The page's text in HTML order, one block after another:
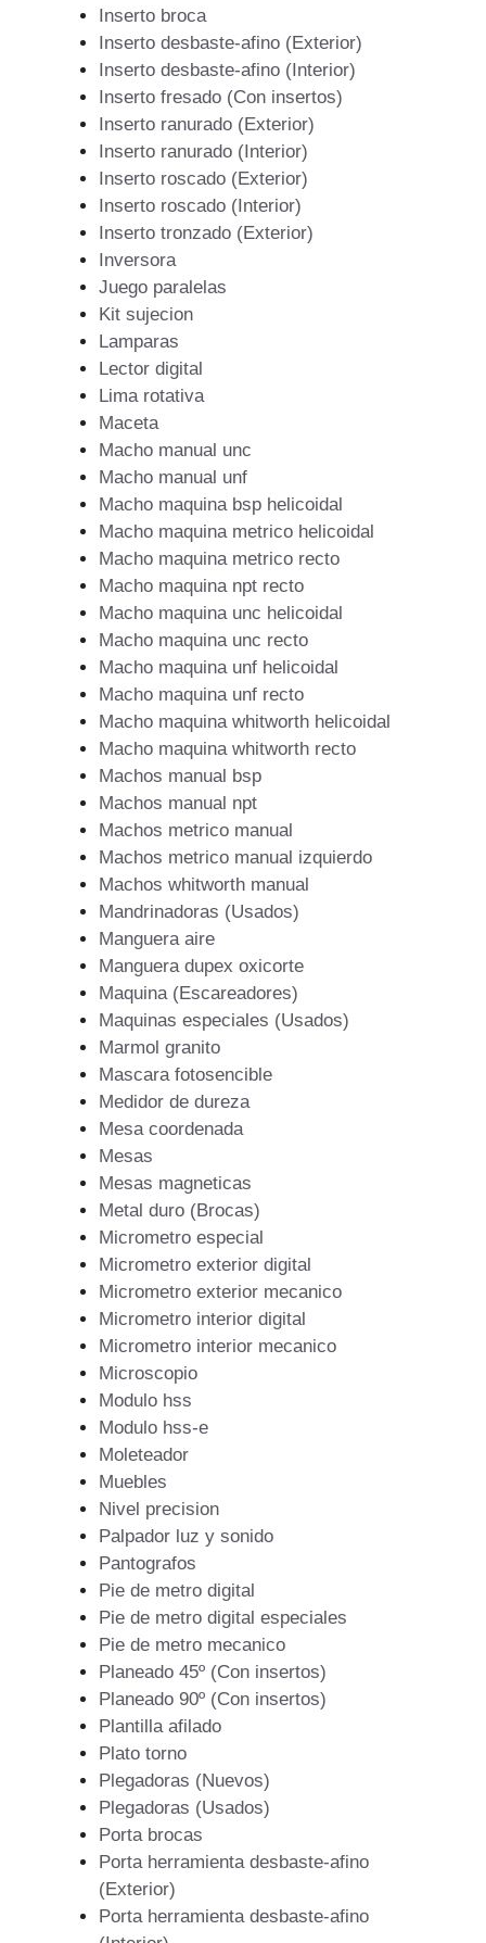
Inserto broca
Inserto desbaste-afino (Exterior)
Inserto desbaste-afino (Interior)
Inserto fresado (Con insertos)
Inserto ranurado (Exterior)
Inserto ranurado (Interior)
Inserto roscado (Exterior)
Inserto roscado (Interior)
Inserto tronzado (Exterior)
Inversora
Juego paralelas
Kit sujecion
Lamparas
Lector digital
Lima rotativa
Maceta
Macho manual unc
Macho manual unf
Macho maquina bsp helicoidal
Macho maquina metrico helicoidal
Macho maquina metrico recto
Macho maquina npt recto
Macho maquina unc helicoidal
Macho maquina unc recto
Macho maquina unf helicoidal
Macho maquina unf recto
Macho maquina whitworth helicoidal
Macho maquina whitworth recto
Machos manual bsp
Machos manual npt
Machos metrico manual
Machos metrico manual izquierdo
Machos whitworth manual
Mandrinadoras (Usados)
Manguera aire
Manguera dupex oxicorte
Maquina (Escareadores)
Maquinas especiales (Usados)
Marmol granito
Mascara fotosencible
Medidor de dureza
Mesa coordenada
Mesas
Mesas magneticas
Metal duro (Brocas)
Micrometro especial
Micrometro exterior digital
Micrometro exterior mecanico
Micrometro interior digital
Micrometro interior mecanico
Microscopio
Modulo hss
Modulo hss-e
Moleteador
Muebles
Nivel precision
Palpador luz y sonido
Pantografos
Pie de metro digital
Pie de metro digital especiales
Pie de metro mecanico
Planeado 45º (Con insertos)
Planeado 90º (Con insertos)
Plantilla afilado
Plato torno
Plegadoras (Nuevos)
Plegadoras (Usados)
Porta brocas
Porta herramienta desbaste-afino
(Exterior)
Porta herramienta desbaste-afino